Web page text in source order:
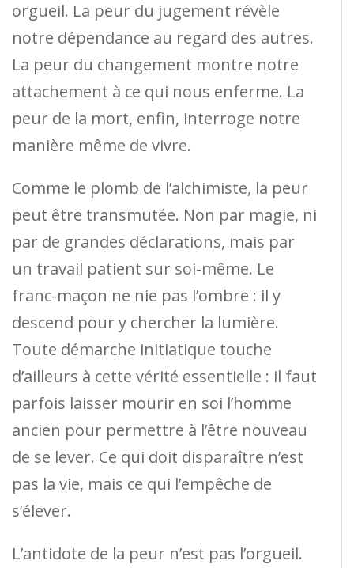
orgueil. La peur du jugement révèle
notre dépendance au regard des autres.
La peur du changement montre notre
attachement à ce qui nous enferme. La
peur de la mort, enfin, interroge notre
manière même de vivre.
Comme le plomb de l’alchimiste, la peur
peut être transmutée. Non par magie, ni
par de grandes déclarations, mais par
un travail patient sur soi-même. Le
franc-maçon ne nie pas l’ombre : il y
descend pour y chercher la lumière.
Toute démarche initiatique touche
d’ailleurs à cette vérité essentielle : il faut
parfois laisser mourir en soi l’homme
ancien pour permettre à l’être nouveau
de se lever. Ce qui doit disparaître n’est
pas la vie, mais ce qui l’empêche de
s’élever.
L’antidote de la peur n’est pas l’orgueil.